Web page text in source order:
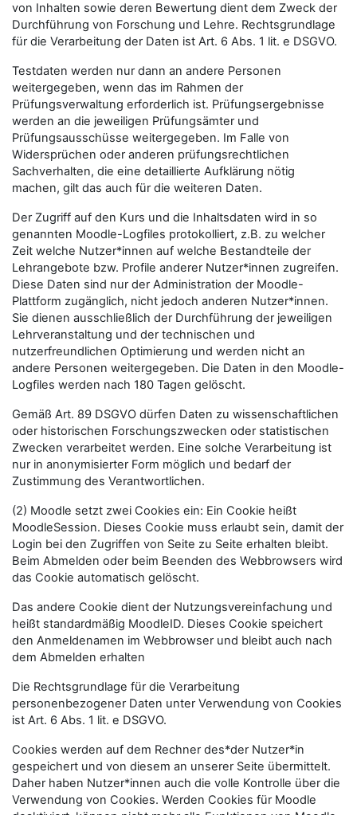
von Inhalten sowie deren Bewertung dient dem Zweck der
Durchführung von Forschung und Lehre. Rechtsgrundlage
für die Verarbeitung der Daten ist Art. 6 Abs. 1 lit. e DSGVO.
Testdaten werden nur dann an andere Personen
weitergegeben, wenn das im Rahmen der
Prüfungsverwaltung erforderlich ist. Prüfungsergebnisse
werden an die jeweiligen Prüfungsämter und
Prüfungsausschüsse weitergegeben. Im Falle von
Widersprüchen oder anderen prüfungsrechtlichen
Sachverhalten, die eine detaillierte Aufklärung nötig
machen, gilt das auch für die weiteren Daten.
Der Zugriff auf den Kurs und die Inhaltsdaten wird in so
genannten Moodle-Logfiles protokolliert, z.B. zu welcher
Zeit welche Nutzer*innen auf welche Bestandteile der
Lehrangebote bzw. Profile anderer Nutzer*innen zugreifen.
Diese Daten sind nur der Administration der Moodle-
Plattform zugänglich, nicht jedoch anderen Nutzer*innen.
Sie dienen ausschließlich der Durchführung der jeweiligen
Lehrveranstaltung und der technischen und
nutzerfreundlichen Optimierung und werden nicht an
andere Personen weitergegeben. Die Daten in den Moodle-
Logfiles werden nach 180 Tagen gelöscht.
Gemäß Art. 89 DSGVO dürfen Daten zu wissenschaftlichen
oder historischen Forschungszwecken oder statistischen
Zwecken verarbeitet werden. Eine solche Verarbeitung ist
nur in anonymisierter Form möglich und bedarf der
Zustimmung des Verantwortlichen.
(2) Moodle setzt zwei Cookies ein: Ein Cookie heißt
MoodleSession. Dieses Cookie muss erlaubt sein, damit der
Login bei den Zugriffen von Seite zu Seite erhalten bleibt.
Beim Abmelden oder beim Beenden des Webbrowsers wird
das Cookie automatisch gelöscht.
Das andere Cookie dient der Nutzungsvereinfachung und
heißt standardmäßig MoodleID. Dieses Cookie speichert
den Anmeldenamen im Webbrowser und bleibt auch nach
dem Abmelden erhalten
Die Rechtsgrundlage für die Verarbeitung
personenbezogener Daten unter Verwendung von Cookies
ist Art. 6 Abs. 1 lit. e DSGVO.
Cookies werden auf dem Rechner des*der Nutzer*in
gespeichert und von diesem an unserer Seite übermittelt.
Daher haben Nutzer*innen auch die volle Kontrolle über die
Verwendung von Cookies. Werden Cookies für Moodle